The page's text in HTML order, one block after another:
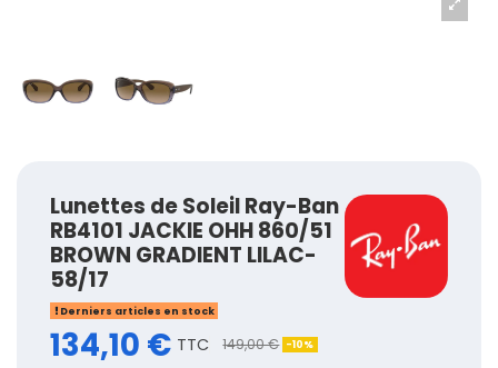
Lunettes de Soleil Ray-Ban
RB4101 JACKIE OHH 860/51
BROWN GRADIENT LILAC-
58/17
Derniers articles en stock
134,10 € TTC 149,00 € -10%